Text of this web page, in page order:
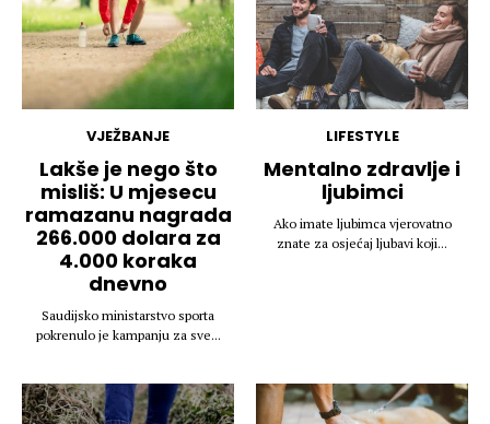
VJEŽBANJE
Lakše je nego što
misliš: U mjesecu
ramazanu nagrada
266.000 dolara za
4.000 koraka
dnevno
Saudijsko ministarstvo sporta
pokrenulo je kampanju za sve...
LIFESTYLE
Mentalno zdravlje i
ljubimci
Ako imate ljubimca vjerovatno
znate za osjećaj ljubavi koji...